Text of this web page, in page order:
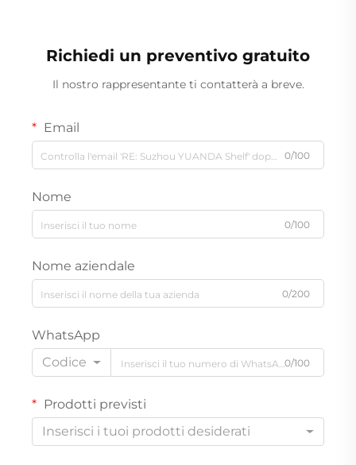
Richiedi un preventivo gratuito
Il nostro rappresentante ti contatterà a breve.
Email
0/100
Nome
0/100
Nome aziendale
0/200
WhatsApp
Codice
0/100
Prodotti previsti
Inserisci i tuoi prodotti desiderati